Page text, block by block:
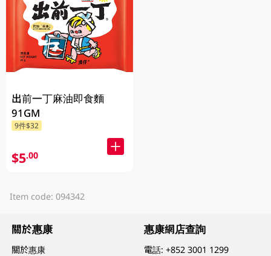
出前一丁麻油即食麵
91GM
9件$32
$5.00
Item code: 094342
關於惠康
關於惠康
惠康網店查詢
電話:+852 3001 1299